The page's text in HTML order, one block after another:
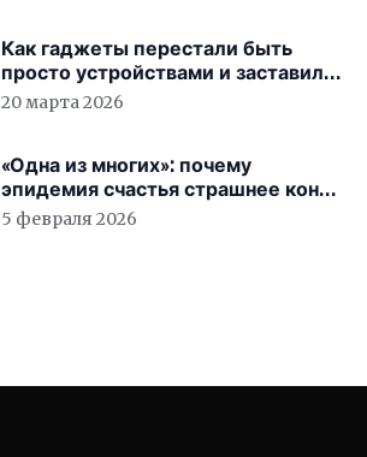
Как гаджеты перестали быть
просто устройствами и заставили
вас бесплатно работать
20 марта 2026
«Одна из многих»: почему
эпидемия счастья страшнее конца
света
5 февраля 2026